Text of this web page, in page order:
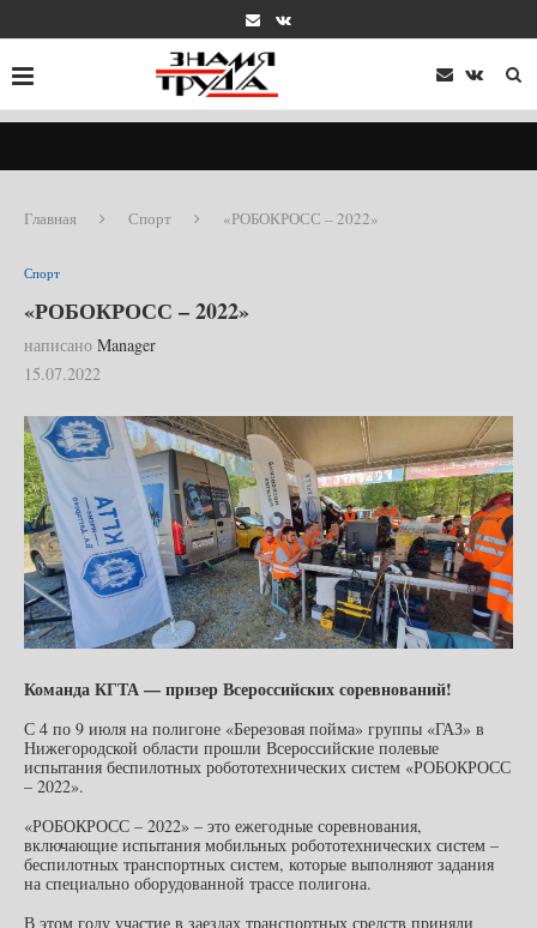
Главная Спорт «РОБОКРОСС – 2022»
Спорт
«РОБОКРОСС – 2022»
написано Manager
15.07.2022
Команда КГТА — призер Всероссийских соревнований!
С 4 по 9 июля на полигоне «Березовая пойма» группы «ГАЗ» в
Нижегородской области прошли Всероссийские полевые
испытания беспилотных робототехнических систем «РОБОКРОСС
– 2022».
«РОБОКРОСС – 2022» – это ежегодные соревнования,
включающие испытания мобильных робототехнических систем –
беспилотных транспортных систем, которые выполняют задания
на специально оборудованной трассе полигона.
В этом году участие в заездах транспортных средств приняли